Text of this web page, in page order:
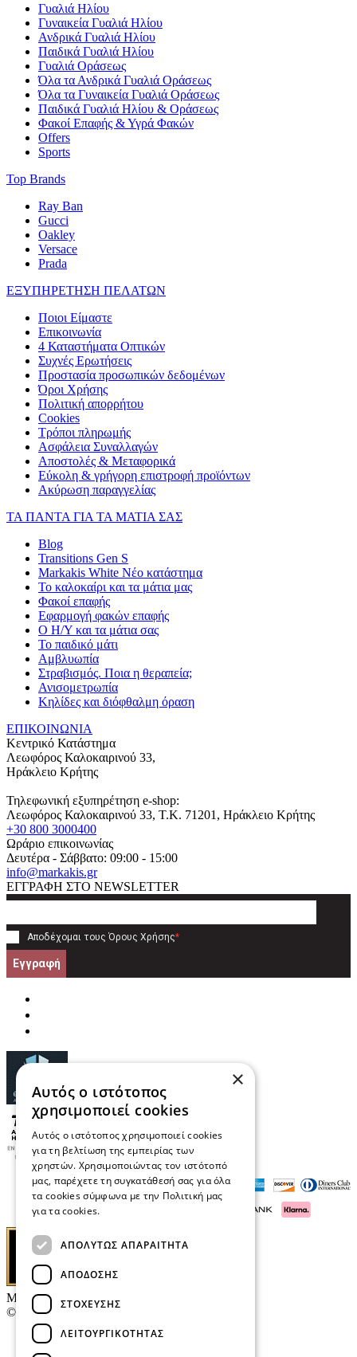
Γυαλιά Ηλίου
Γυναικεία Γυαλιά Ηλίου
Ανδρικά Γυαλιά Ηλίου
Παιδικά Γυαλιά Ηλίου
Γυαλιά Οράσεως
Όλα τα Ανδρικά Γυαλιά Οράσεως
Όλα τα Γυναικεία Γυαλιά Οράσεως
Παιδικά Γυαλιά Ηλίου & Οράσεως
Φακοί Επαφής & Υγρά Φακών
Offers
Sports
Top Brands
Ray Ban
Gucci
Oakley
Versace
Prada
ΕΞΥΠΗΡΕΤΗΣΗ ΠΕΛΑΤΩΝ
Ποιοι Είμαστε
Επικοινωνία
4 Καταστήματα Οπτικών
Συχνές Ερωτήσεις
Προστασία προσωπικών δεδομένων
Όροι Χρήσης
Πολιτική απορρήτου
Cookies
Τρόποι πληρωμής
Ασφάλεια Συναλλαγών
Αποστολές & Μεταφορικά
Εύκολη & γρήγορη επιστροφή προϊόντων
Ακύρωση παραγγελίας
ΤΑ ΠΑΝΤΑ ΓΙΑ ΤΑ ΜΑΤΙΑ ΣΑΣ
Blog
Transitions Gen S
Markakis White Νέο κατάστημα
Το καλοκαίρι και τα μάτια μας
Φακοί επαφής
Εφαρμογή φακών επαφής
Ο Η/Υ και τα μάτια σας
Το παιδικό μάτι
Αμβλυωπία
Στραβισμός. Ποια η θεραπεία;
Ανισομετρωπία
Κηλίδες και διόφθαλμη όραση
ΕΠΙΚΟΙΝΩΝΙΑ
Κεντρικό Κατάστημα
Λεωφόρος Καλοκαιρινού 33,
Ηράκλειο Κρήτης
Τηλεφωνική εξυπηρέτηση e-shop:
Λεωφόρος Καλοκαιρινού 33, T.K. 71201 , Ηράκλειο Κρήτης
+30 800 3000400
Ωράριο επικοινωνίας
Δευτέρα - Σάββατο: 09:00 - 15:00
info@markakis.gr
ΕΓΓΡΑΦΗ ΣΤΟ NEWSLETTER
Αποδέχομαι τους Όρους Χρήσης*
Εγγραφή
Μαρκάκης Οπτικά
© 2026
Επικοινωνία
E-Volution Awards
×
Αυτός ο ιστότοπος
χρησιμοποιεί cookies
Αυτός ο ιστότοπος χρησιμοποιεί cookies
για τη βελτίωση της εμπειρίας των
χρηστών. Χρησιμοποιώντας τον ιστότοπό
μας, παρέχετε τη συγκατάθεσή σας για όλα
τα cookies σύμφωνα με την Πολιτική μας
για τα cookies.
ΑΠΟΛΎΤΩΣ ΑΠΑΡΑΊΤΗΤΑ
ΑΠΌΔΟΣΗΣ
ΣΤΌΧΕΥΣΗΣ
ΛΕΙΤΟΥΡΓΙΚΌΤΗΤΑΣ